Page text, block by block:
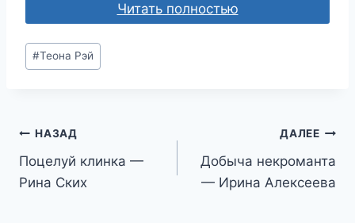
Читать полностью
Метки
записи:
#Теона Рэй
Навигация
по
НАЗАД
Поцелуй клинка —
Рина Ских
ДАЛЕЕ
Добыча некроманта
— Ирина Алексеева